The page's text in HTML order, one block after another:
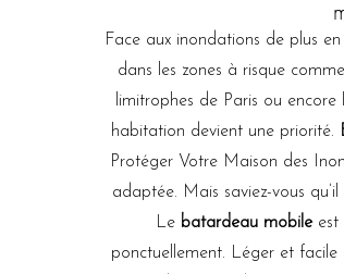
Face aux inondations de plus
dans les zones à risque
limitrophes de Paris ou
habitation devient une priorité.
Protéger Votre Maison des
adaptée. Mais saviez-vous
Le batardeau mobile est
ponctuellement. Léger et